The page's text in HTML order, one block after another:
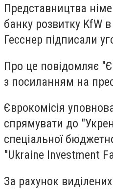
Представництва
банку розвитку KfW
Гесснер підписали
Про це повідомляє
з посиланням на
Єврокомісія
спрямувати до
спеціальної
"Ukraine Investment
За рахунок